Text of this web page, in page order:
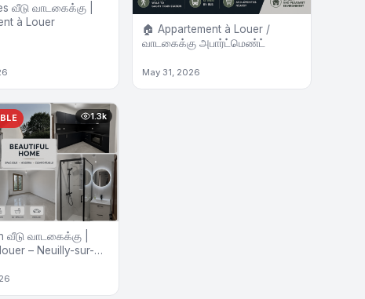
வீடு வாடகைக்கு |
à Louer
🏠 Appartement à Louer /
வாடகைக்கு அபார்ட்மெண்ட்
May 31, 2026
1.3k
வீடு வாடகைக்கு |
– Neuilly-sur-